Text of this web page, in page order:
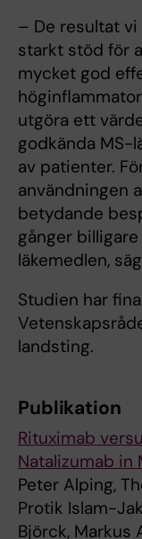
– De resultat
starkt stöd för
mycket god
utgöra ett
godkända MS-
av patienter.
användningen
betydande
gånger
läkemedlen,
Studien har
landsting.
Publikation
Rituximab
Natalizumab in
Peter Alping,
Protik Islam-
Björck, Markus